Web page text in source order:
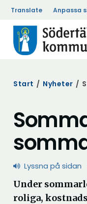
Translate Anpassa
Start / Nyheter /
Lyssna på sidan
Under
roliga,